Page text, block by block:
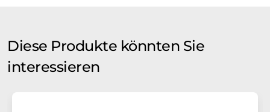
Diese Produkte könnten Sie
interessieren